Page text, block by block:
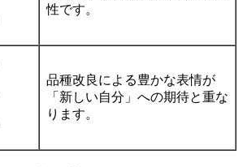
性です。
品種改良による豊かな表情が
「新しい自分」への期待と重な
ります。